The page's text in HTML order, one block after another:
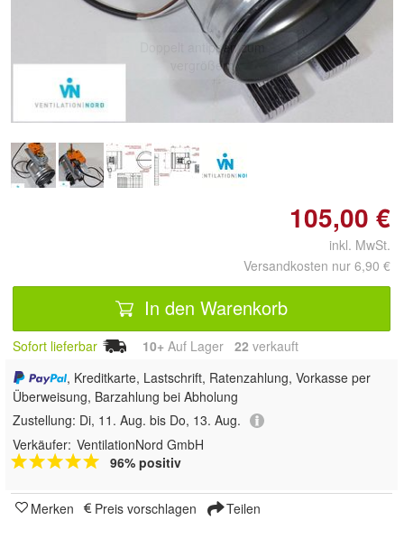
Doppelt antippen zum
vergrößern
105,00 €
inkl. MwSt.
Versandkosten nur 6,90 €
In den Warenkorb
Sofort lieferbar 10+ Auf Lager 22 verkauft
, Kreditkarte, Lastschrift, Ratenzahlung, Vorkasse per
Überweisung, Barzahlung bei Abholung
Zustellung: Di, 11. Aug. bis Do, 13. Aug.
Verkäufer: VentilationNord GmbH
96% positiv
Merken Preis vorschlagen Teilen